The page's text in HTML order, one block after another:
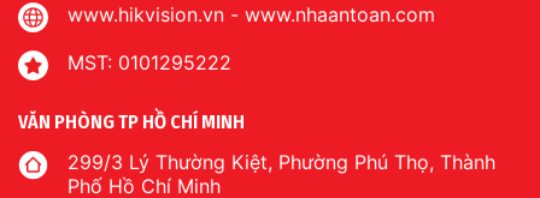
www.hikvision.vn - www.nhaantoan.com
MST: 0101295222
VĂN PHÒNG TP HỒ CHÍ MINH
299/3 Lý Thường Kiệt, Phường Phú Thọ, Thành
Phố Hồ Chí Minh